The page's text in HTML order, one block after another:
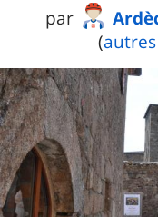
par
(